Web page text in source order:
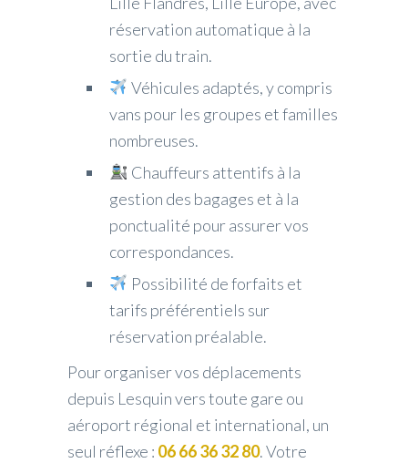
réservation automatique à la
sortie du train.
Véhicules adaptés, y compris
vans pour les groupes et familles
nombreuses.
Chauffeurs attentifs à la
gestion des bagages et à la
ponctualité pour assurer vos
correspondances.
Possibilité de forfaits et
tarifs préférentiels sur
réservation préalable.
Pour organiser vos déplacements
depuis Lesquin vers toute gare ou
aéroport régional et international, un
seul réflexe : 06 66 36 32 80. Votre